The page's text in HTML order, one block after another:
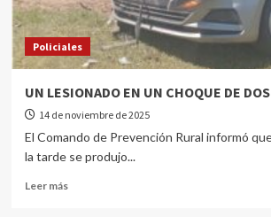
Policiales
UN LESIONADO EN UN CHOQUE DE
14 de noviembre de 2025
El Comando de Prevención Rural informó
la tarde se produjo...
Leer más